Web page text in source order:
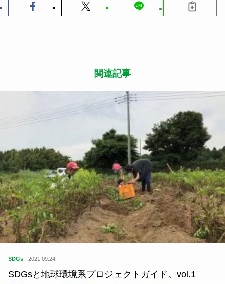
関連記事
SDGs 2021.09.24
SDGsと地球環境系プロジェクトガイド。vol.1